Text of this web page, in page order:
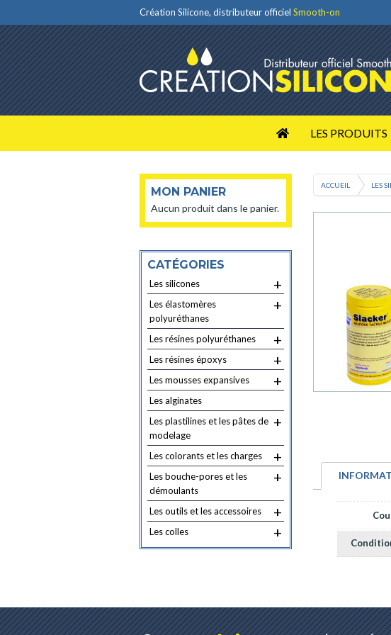
Création Silicone, distributeur officiel Smooth-on
LES PRODUITS
ACCUEIL LES
MON PANIER
Aucun produit dans le panier.
CATÉGORIES
+
Les silicones
+
Les élastomères
polyuréthanes
+
Les résines polyuréthanes
+
Les résines époxys
+
Les mousses expansives
Les alginates
+
Les plastilines et les pâtes de
modelage
+
Les colorants et les charges
+
Les bouche-pores et les
démoulants
+
Les outils et les accessoires
+
Les colles